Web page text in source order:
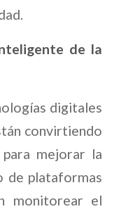
de la
digitales
convirtiendo
mejorar la
de plataformas
monitorear el